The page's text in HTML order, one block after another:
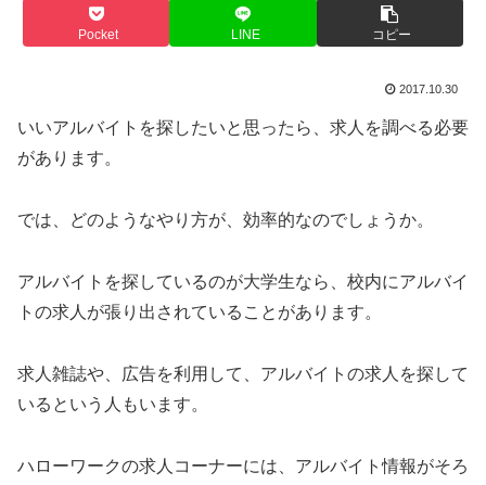
Pocket LINE コピー
2017.10.30
いいアルバイトを探したいと思ったら、求人を調べる必要
があります。
では、どのようなやり方が、効率的なのでしょうか。
アルバイトを探しているのが大学生なら、校内にアルバイ
トの求人が張り出されていることがあります。
求人雑誌や、広告を利用して、アルバイトの求人を探して
いるという人もいます。
ハローワークの求人コーナーには、アルバイト情報がそろ